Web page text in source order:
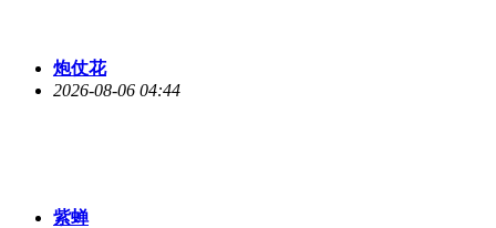
炮仗花
2026-08-06 04:44
紫蝉